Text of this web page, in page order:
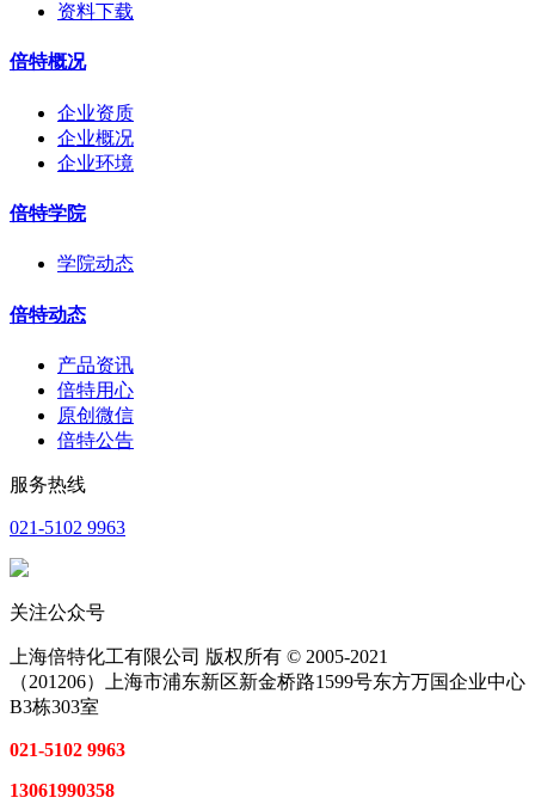
资料下载
倍特概况
企业资质
企业概况
企业环境
倍特学院
学院动态
倍特动态
产品资讯
倍特用心
原创微信
倍特公告
服务热线
021-5102 9963
关注公众号
上海倍特化工有限公司 版权所有 © 2005-2021
（201206）上海市浦东新区新金桥路1599号东方万国企业中心
B3栋303室
021-5102 9963
13061990358